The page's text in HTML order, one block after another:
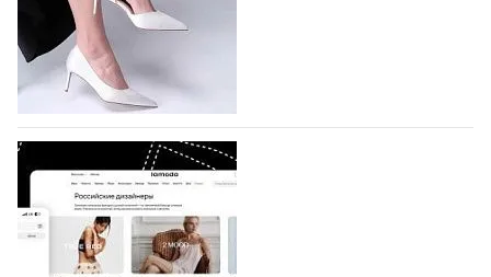
которая пройдет в российской столице с 26 сентября
по 1 октября, уже подано 1047 заявок. Примерно
половину из них (494) прислали дизайнеры,
коллекции которых не были представлены в…
07.08.2026 713
BALLINA представит свои новинки на Euro
Shoes
Компания BALLINA Guangzhou Lihuang Footwear
Co., Ltd., основанная в 2011 году и расположенная в